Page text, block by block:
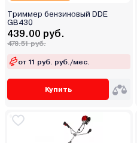
Триммер бензиновый DDE
GB430
439.00 руб.
478.51 руб.
от 11 руб. руб./мес.
Купить